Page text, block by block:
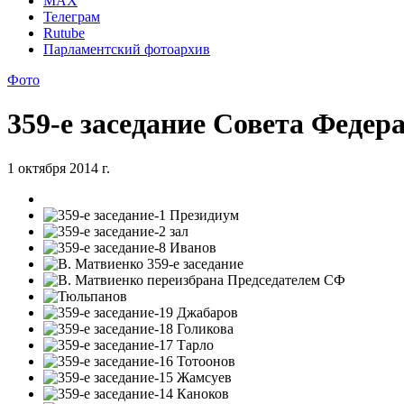
Телеграм
Rutube
Парламентский фотоархив
Фото
359-е заседание Совета
1 октября 2014 г.